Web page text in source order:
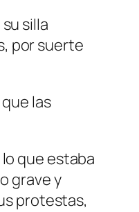
silla
por suerte
las
que estaba
grave y
protestas,